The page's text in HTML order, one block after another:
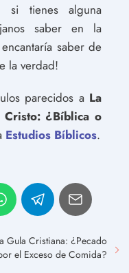
si tienes alguna
saber en la
saber de
la verdad!
parecidos a La
¿Bíblica o
Estudios Bíblicos.
Gula Cristiana: ¿Pecado
el Exceso de Comida?